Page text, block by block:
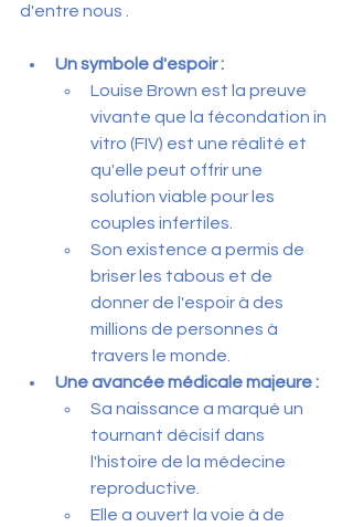
d'entre nous .
Un symbole d'espoir :
Louise Brown est la preuve
vivante que la fécondation in
vitro (FIV) est une réalité et
qu'elle peut offrir une
solution viable pour les
couples infertiles.
Son existence a permis de
briser les tabous et de
donner de l'espoir à des
millions de personnes à
travers le monde.
Une avancée médicale majeure :
Sa naissance a marqué un
tournant décisif dans
l'histoire de la médecine
reproductive.
Elle a ouvert la voie à de